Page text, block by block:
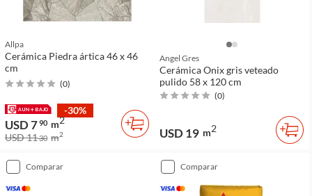
Allpa
Cerámica Piedra ártica 46 x 46
cm
(0)
-30%
USD 790 m2
USD 1130 m2
Angel Gres
Cerámica Onix gris veteado
pulido 58 x 120 cm
(0)
USD 19 m2
comparar comparar